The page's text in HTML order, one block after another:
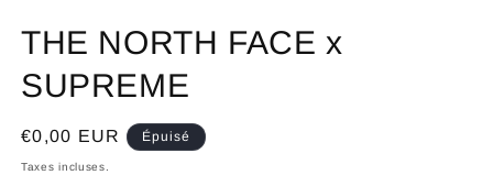
THE NORTH FACE x
SUPREME
Prix
habituel
€0,00 EUR Épuisé
Taxes incluses.